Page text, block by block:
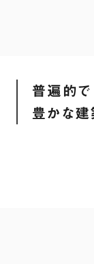
普遍的で
豊かな建